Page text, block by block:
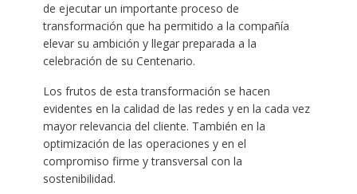
de ejecutar un importante proceso de
transformación que ha permitido a la compañía
elevar su ambición y llegar preparada a la
celebración de su Centenario.
Los frutos de esta transformación se hacen
evidentes en la calidad de las redes y en la cada vez
mayor relevancia del cliente. También en la
optimización de las operaciones y en el
compromiso firme y transversal con la
sostenibilidad.